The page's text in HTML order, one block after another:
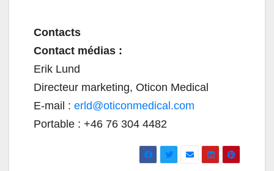
Contacts
Contact médias :
Erik Lund
Directeur marketing, Oticon Medical
E-mail : erld@oticonmedical.com
Portable : +46 76 304 4482